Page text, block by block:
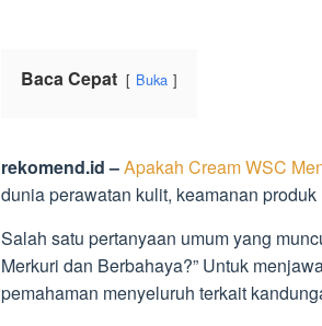
Baca Cepat Buka
rekomend.id –Apakah Cream WSC
dunia perawatan kulit, keamanan
Salah satu pertanyaan umum yang
Merkuri dan Berbahaya?” Untuk
pemahaman menyeluruh terkait